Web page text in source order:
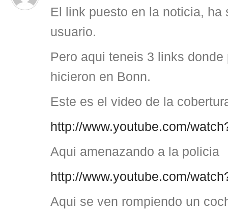
El link puesto en la noticia, ha
usuario.
Pero aqui teneis 3 links
hicieron en Bonn.
Este es el video de la
http://www.youtube.com/
Aqui amenazando a la policia
http://www.youtube.com/
Aqui se ven rompiendo un